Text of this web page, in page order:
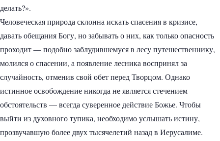
делать?».
Человеческая природа склонна искать спасения в кризисе,
давать обещания Богу, но забывать о них, как только опасность
проходит — подобно заблудившемуся в лесу путешественнику,
молился о спасении, а появление лесника воспринял за
случайность, отменив свой обет перед Творцом. Однако
истинное освобождение никогда не является стечением
обстоятельств — всегда суверенное действие Божье. Чтобы
выйти из духовного тупика, необходимо услышать истину,
прозвучавшую более двух тысячелетий назад в Иерусалиме.